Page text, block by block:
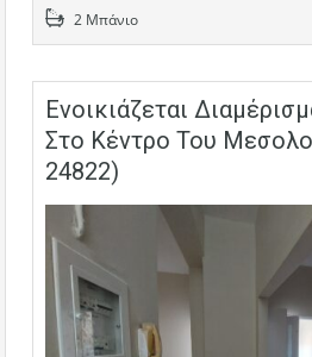
2 Μπάνιο
Ενοικιάζεται
Στο Κέντρο Του
24822)